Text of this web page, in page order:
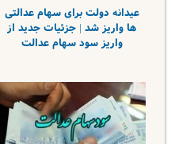
عیدانه دولت برای سهام عدالتی
ها واریز شد | جزئیات جدید از
واریز سود سهام عدالت